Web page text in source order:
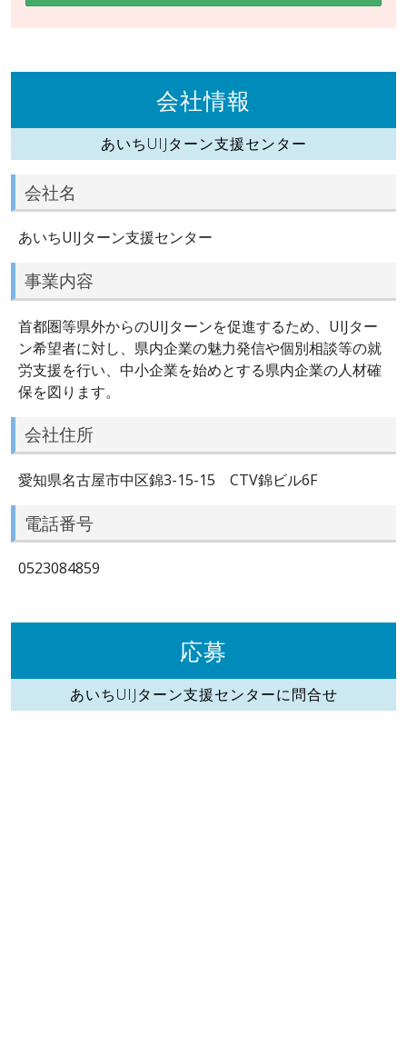
会社情報
あいちUIJターン支援センター
会社名
あいちUIJターン支援センター
事業内容
首都圏等県外からのUIJターンを促進するため、UIJター
ン希望者に対し、県内企業の魅力発信や個別相談等の就
労支援を行い、中小企業を始めとする県内企業の人材確
保を図ります。
会社住所
愛知県名古屋市中区錦3-15-15 CTV錦ビル6F
電話番号
0523084859
応募
あいちUIJターン支援センターに問合せ